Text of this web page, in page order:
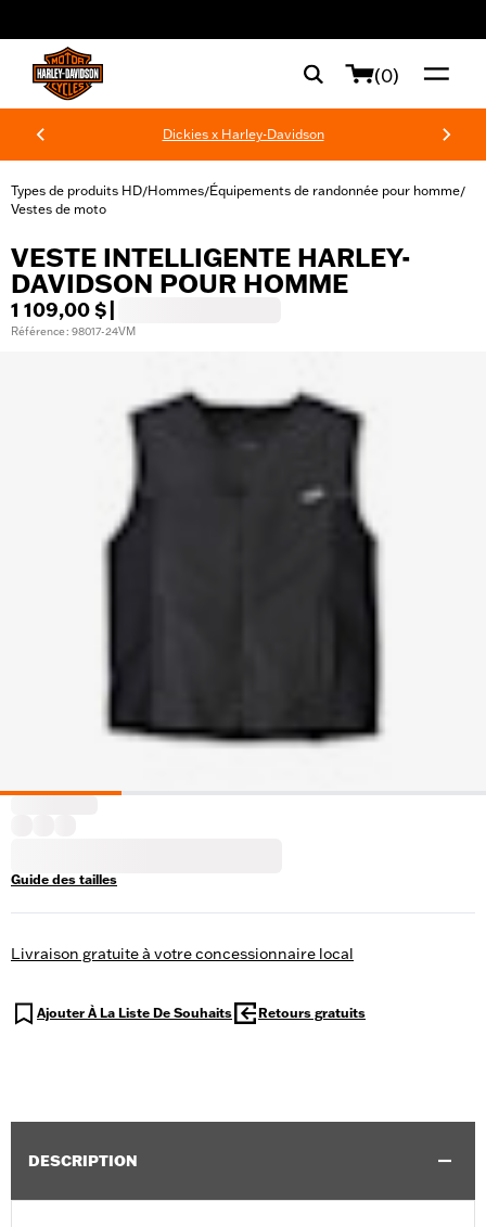
(0)
Dickies x Harley-Davidson
Types de produits HD/Hommes/Équipements de randonnée pour homme/
Vestes de moto
VESTE INTELLIGENTE HARLEY-
DAVIDSON POUR HOMME
1 109,00 $
Référence : 98017-24VM
Guide des tailles
Livraison gratuite à votre concessionnaire local
Ajouter À La Liste De Souhaits Retours gratuits
DESCRIPTION